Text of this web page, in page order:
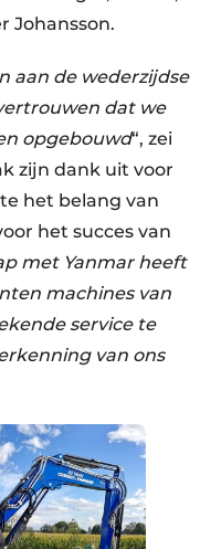
Johansson.
aan de wederzijdse
dat we
opgebouwd“, zei
zijn dank uit voor
het belang van
het succes van
met Yanmar heeft
machines van
service te
van ons